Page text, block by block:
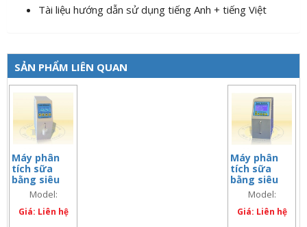
Tài liệu hướng dẫn sử dụng tiếng Anh + tiếng Việt
SẢN PHẨM LIÊN QUAN
Máy phân
tích sữa
bằng siêu
âm 02 kênh
– LactiCheck
™-02
Model:
LactiCheck ™-02
Giá: Liên hệ
Máy phân
tích sữa
bằng siêu
âm mini (đo
60s) –
LactiCheck
Model:
LactiCheck ™
Giá: Liên hệ